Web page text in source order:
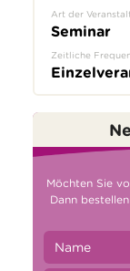
Art der
Seminar
Zeitliche
Möchten Sie
Dann